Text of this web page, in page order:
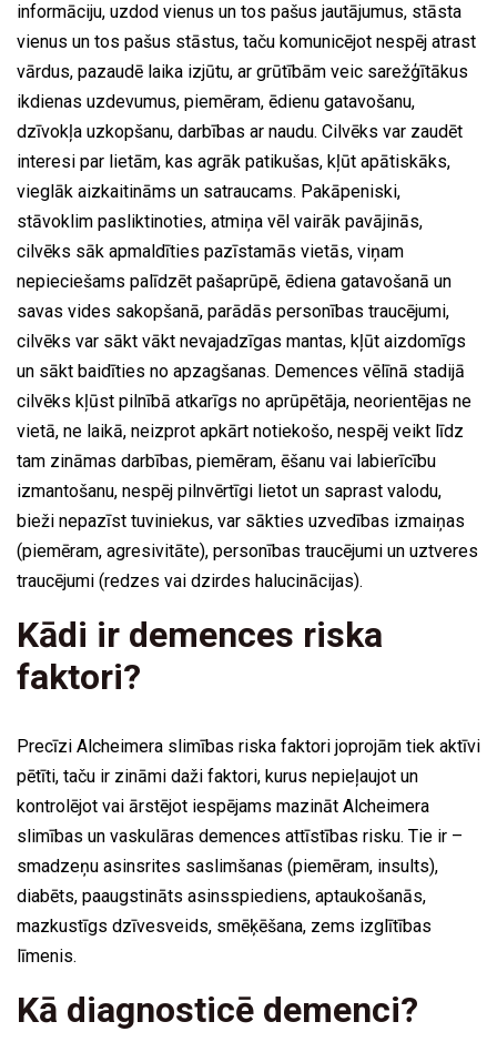
informāciju, uzdod vienus un tos pašus jautājumus, stāsta
vienus un tos pašus stāstus, taču komunicējot nespēj atrast
vārdus, pazaudē laika izjūtu, ar grūtībām veic sarežģītākus
ikdienas uzdevumus, piemēram, ēdienu gatavošanu,
dzīvokļa uzkopšanu, darbības ar naudu. Cilvēks var zaudēt
interesi par lietām, kas agrāk patikušas, kļūt apātiskāks,
vieglāk aizkaitināms un satraucams. Pakāpeniski,
stāvoklim pasliktinoties, atmiņa vēl vairāk pavājinās,
cilvēks sāk apmaldīties pazīstamās vietās, viņam
nepieciešams palīdzēt pašaprūpē, ēdiena gatavošanā un
savas vides sakopšanā, parādās personības traucējumi,
cilvēks var sākt vākt nevajadzīgas mantas, kļūt aizdomīgs
un sākt baidīties no apzagšanas. Demences vēlīnā stadijā
cilvēks kļūst pilnībā atkarīgs no aprūpētāja, neorientējas ne
vietā, ne laikā, neizprot apkārt notiekošo, nespēj veikt līdz
tam zināmas darbības, piemēram, ēšanu vai labierīcību
izmantošanu, nespēj pilnvērtīgi lietot un saprast valodu,
bieži nepazīst tuviniekus, var sākties uzvedības izmaiņas
(piemēram, agresivitāte), personības traucējumi un uztveres
traucējumi (redzes vai dzirdes halucinācijas).
Kādi ir demences riska
faktori?
Precīzi Alcheimera slimības riska faktori joprojām tiek aktīvi
pētīti, taču ir zināmi daži faktori, kurus nepieļaujot un
kontrolējot vai ārstējot iespējams mazināt Alcheimera
slimības un vaskulāras demences attīstības risku. Tie ir –
smadzeņu asinsrites saslimšanas (piemēram, insults),
diabēts, paaugstināts asinsspiediens, aptaukošanās,
mazkustīgs dzīvesveids, smēķēšana, zems izglītības
līmenis.
Kā diagnosticē demenci?